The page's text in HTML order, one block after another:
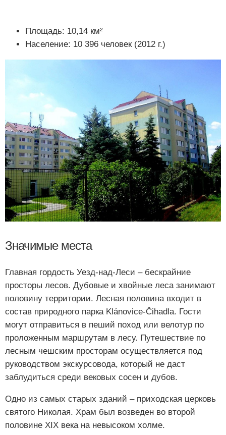
Площадь: 10,14 км²
Население: 10 396 человек (2012 г.)
Значимые места
Главная гордость Уезд-над-Леси – бескрайние
просторы лесов. Дубовые и хвойные леса занимают
половину территории. Лесная половина входит в
состав природного парка Klánovice-Čihadla. Гости
могут отправиться в пеший поход или велотур по
проложенным маршрутам в лесу. Путешествие по
лесным чешским просторам осуществляется под
руководством экскурсовода, который не даст
заблудиться среди вековых сосен и дубов.
Одно из самых старых зданий – приходская церковь
святого Николая. Храм был возведен во второй
половине XIX века на невысоком холме.